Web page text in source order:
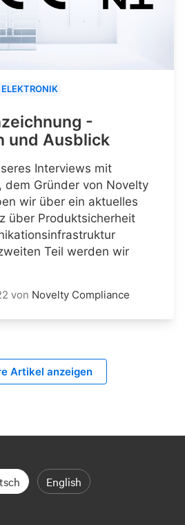
-
und Ausblick
Interviews mit
dem Gründer von Novelty
wir über ein aktuelles
über Produktsicherheit
Teil werden wir
von Novelty Compliance
Artikel anzeigen
English